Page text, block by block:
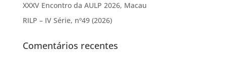
XXXV Encontro da AULP 2026, Macau
RILP – IV Série, nº49 (2026)
Comentários recentes